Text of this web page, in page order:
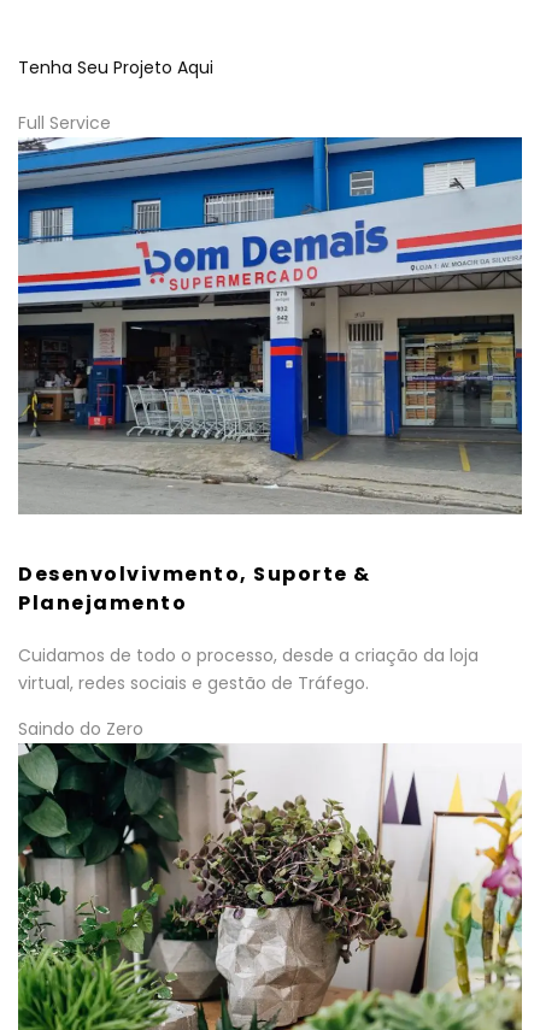
Tenha Seu Projeto Aqui
Full Service
Desenvolvivmento, Suporte &
Planejamento
Cuidamos de todo o processo, desde a criação da loja
virtual, redes sociais e gestão de Tráfego.
Saindo do Zero